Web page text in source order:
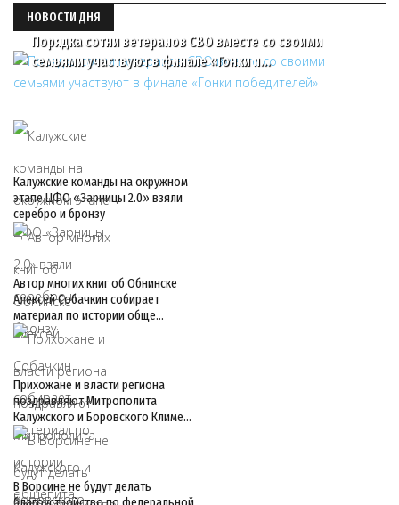
НОВОСТИ ДНЯ
Порядка сотни ветеранов СВО вместе со своими
семьями участвуют в финале «Гонки п…
Калужские команды на окружном
этапе ЦФО «Зарницы 2.0» взяли
серебро и бронзу
Автор многих книг об Обнинске
Алексей Собачкин собирает
материал по истории обще…
Прихожане и власти региона
поздравляют Митрополита
Калужского и Боровского Климе…
В Ворсине не будут делать